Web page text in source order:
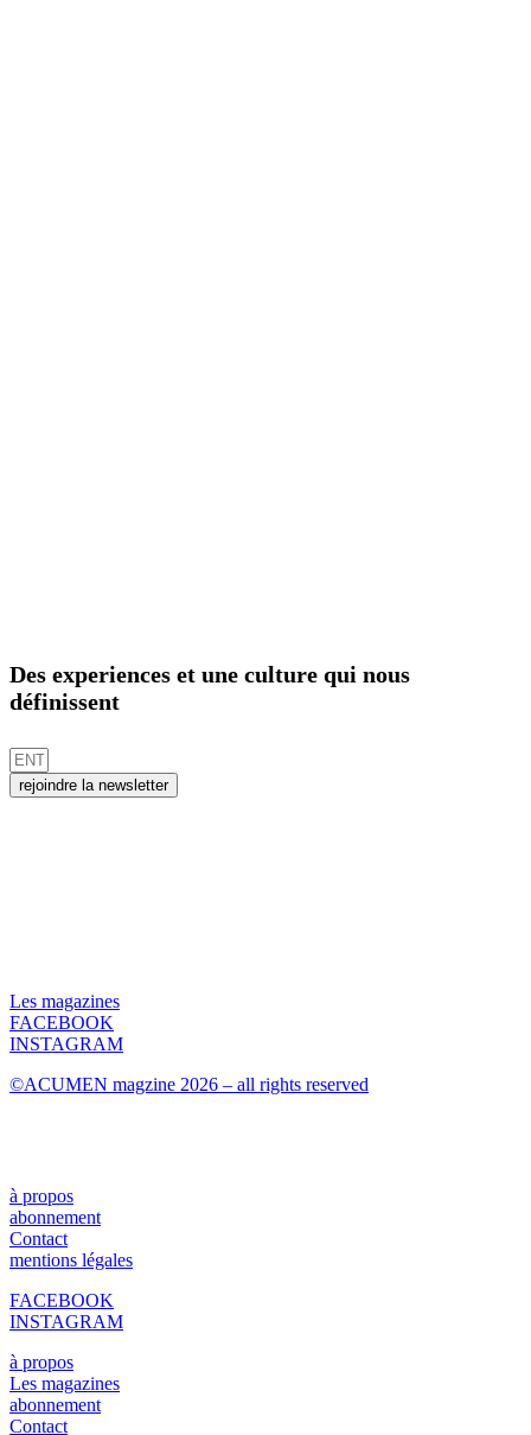
Des experiences et une culture qui nous
définissent
rejoindre la newsletter
Les magazines
FACEBOOK
INSTAGRAM
©ACUMEN magzine 2026 – all rights reserved
à propos
abonnement
Contact
mentions légales
FACEBOOK
INSTAGRAM
à propos
Les magazines
abonnement
Contact